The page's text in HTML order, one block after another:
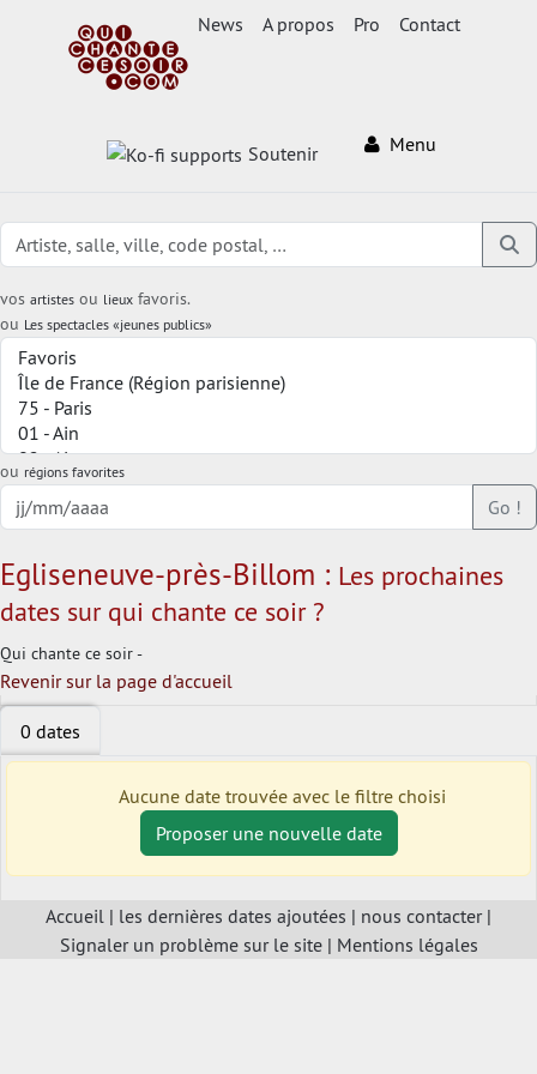
News A propos Pro Contact
Soutenir Menu
vos artistes ou lieux favoris.
ou Les spectacles «jeunes publics»
ou régions favorites
Go !
Egliseneuve-près-Billom : Les prochaines
dates sur qui chante ce soir ?
Qui chante ce soir -
Revenir sur la page d'accueil
0 dates
Aucune date trouvée avec le filtre choisi
Proposer une nouvelle date
Accueil | les dernières dates ajoutées | nous contacter|
Signaler un problème sur le site| Mentions légales